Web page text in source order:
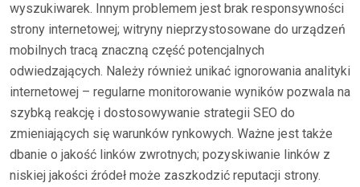
wyszukiwarek. Innym problemem jest brak responsywności
strony internetowej; witryny nieprzystosowane do urządzeń
mobilnych tracą znaczną część potencjalnych
odwiedzających. Należy również unikać ignorowania analityki
internetowej – regularne monitorowanie wyników pozwala na
szybką reakcję i dostosowywanie strategii SEO do
zmieniających się warunków rynkowych. Ważne jest także
dbanie o jakość linków zwrotnych; pozyskiwanie linków z
niskiej jakości źródeł może zaszkodzić reputacji strony.